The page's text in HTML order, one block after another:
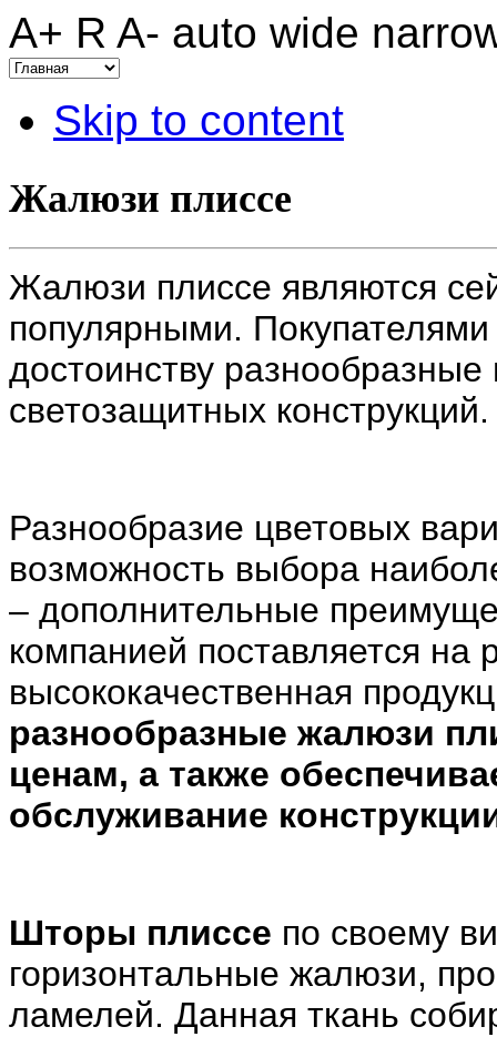
A+ R A- auto wide
Skip to content
Жалюзи плиссе
Жалюзи плиссе являются
популярными.
достоинству
светозащитных конструкций.
Разнообразие цветовых
возможность выбора
– дополнительные
компанией поставляется на
высококачественная
разнообразные жалюзи
ценам, а также
обслуживание
Шторы плиссе по своему
горизонтальные жалюзи,
ламелей. Данная ткань